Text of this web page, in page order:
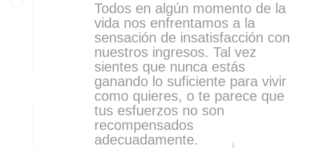
Todos en algún momento de la
vida nos enfrentamos a la
sensación de insatisfacción con
nuestros ingresos. Tal vez
sientes que nunca estás
ganando lo suficiente para vivir
como quieres, o te parece que
tus esfuerzos no son
recompensados
adecuadamente.